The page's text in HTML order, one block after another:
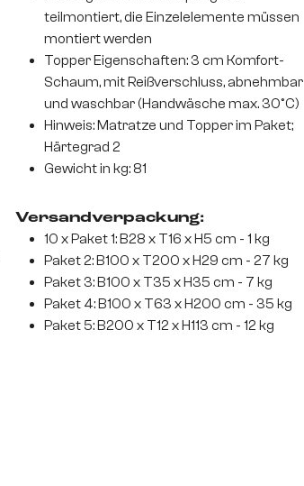
teilmontiert, die Einzelelemente müssen
montiert werden
Topper Eigenschaften: 3 cm Komfort-
Schaum, mit Reißverschluss, abnehmbar
und waschbar (Handwäsche max. 30°C)
Hinweis: Matratze und Topper im Paket;
Härtegrad 2
Gewicht in kg: 81
Versandverpackung:
10 x Paket 1: B28 x T16 x H5 cm - 1 kg
Paket 2: B100 x T200 x H29 cm - 27 kg
Paket 3: B100 x T35 x H35 cm - 7 kg
Paket 4: B100 x T63 x H200 cm - 35 kg
Paket 5: B200 x T12 x H113 cm - 12 kg